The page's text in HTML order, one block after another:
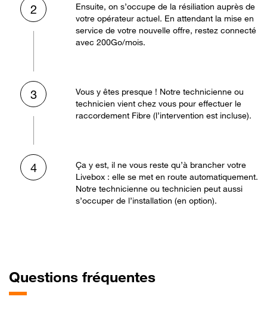
2
Ensuite, on s’occupe de la résiliation auprès de
votre opérateur actuel. En attendant la mise en
service de votre nouvelle offre, restez connecté
avec 200Go/mois.
3
Vous y êtes presque ! Notre technicienne ou
technicien vient chez vous pour effectuer le
raccordement Fibre (l’intervention est incluse).
4
Ça y est, il ne vous reste qu’à brancher votre
Livebox : elle se met en route automatiquement.
Notre technicienne ou technicien peut aussi
s’occuper de l’installation (en option).
Questions fréquentes